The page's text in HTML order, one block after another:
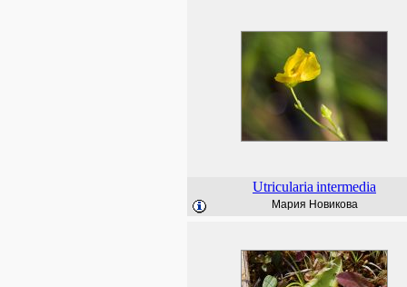
Utricularia intermedia
Мария Новикова